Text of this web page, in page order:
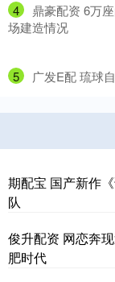
4
鼎豪配资 6万
场建造情况
5 广发E配 琉球
期配宝 国产新作
队
俊升配资 网恋奔
肥时代